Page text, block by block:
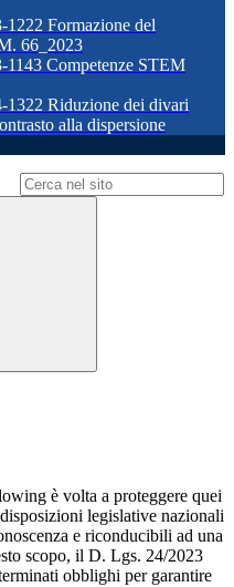
Formazione del
66_2023
Competenze STEM
Riduzione dei divari
alla dispersione
è volta a proteggere quei
legislative nazionali
e riconducibili ad una
scopo, il D. Lgs. 24/2023
obblighi per garantire